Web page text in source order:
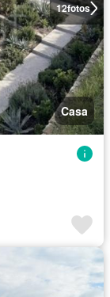
12fotos
Casa